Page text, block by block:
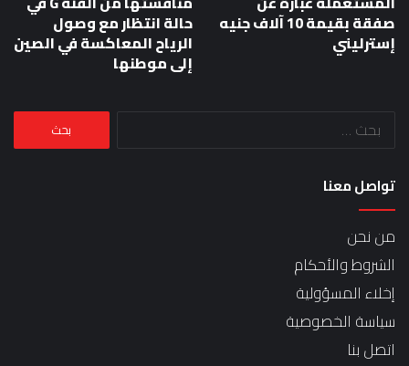
صفقة بقيمة 10 آلاف جنيه
إسترليني
حالة انتظار مع وصول
الرياح المعاكسة في الصين
إلى موطنها
البحث
تواصل معنا
من نحن
الشروط والأحكام
إخلاء المسؤولية
سياسة الخصوصية
اتصل بنا